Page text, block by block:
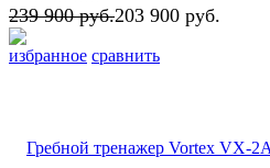
избранное сравнить
239 900 руб.203 900 руб.